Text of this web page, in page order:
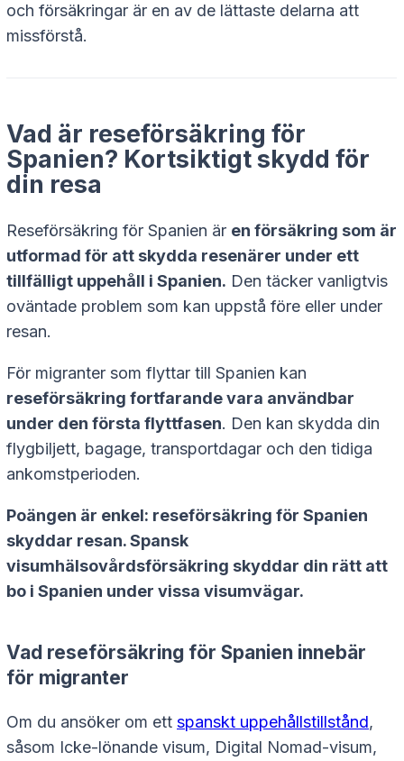
och försäkringar är en av de lättaste delarna att
missförstå.
Vad är reseförsäkring för
Spanien? Kortsiktigt skydd för
din resa
Reseförsäkring för Spanien är en försäkring som är
utformad för att skydda resenärer under ett
tillfälligt uppehåll i Spanien. Den täcker vanligtvis
oväntade problem som kan uppstå före eller under
resan.
För migranter som flyttar till Spanien kan
reseförsäkring fortfarande vara användbar
under den första flyttfasen. Den kan skydda din
flygbiljett, bagage, transportdagar och den tidiga
ankomstperioden.
Poängen är enkel: reseförsäkring för Spanien
skyddar resan. Spansk
visumhälsovårdsförsäkring skyddar din rätt att
bo i Spanien under vissa visumvägar.
Vad reseförsäkring för Spanien innebär
för migranter
Om du ansöker om ett spanskt uppehållstillstånd,
såsom Icke-lönande visum, Digital Nomad-visum,